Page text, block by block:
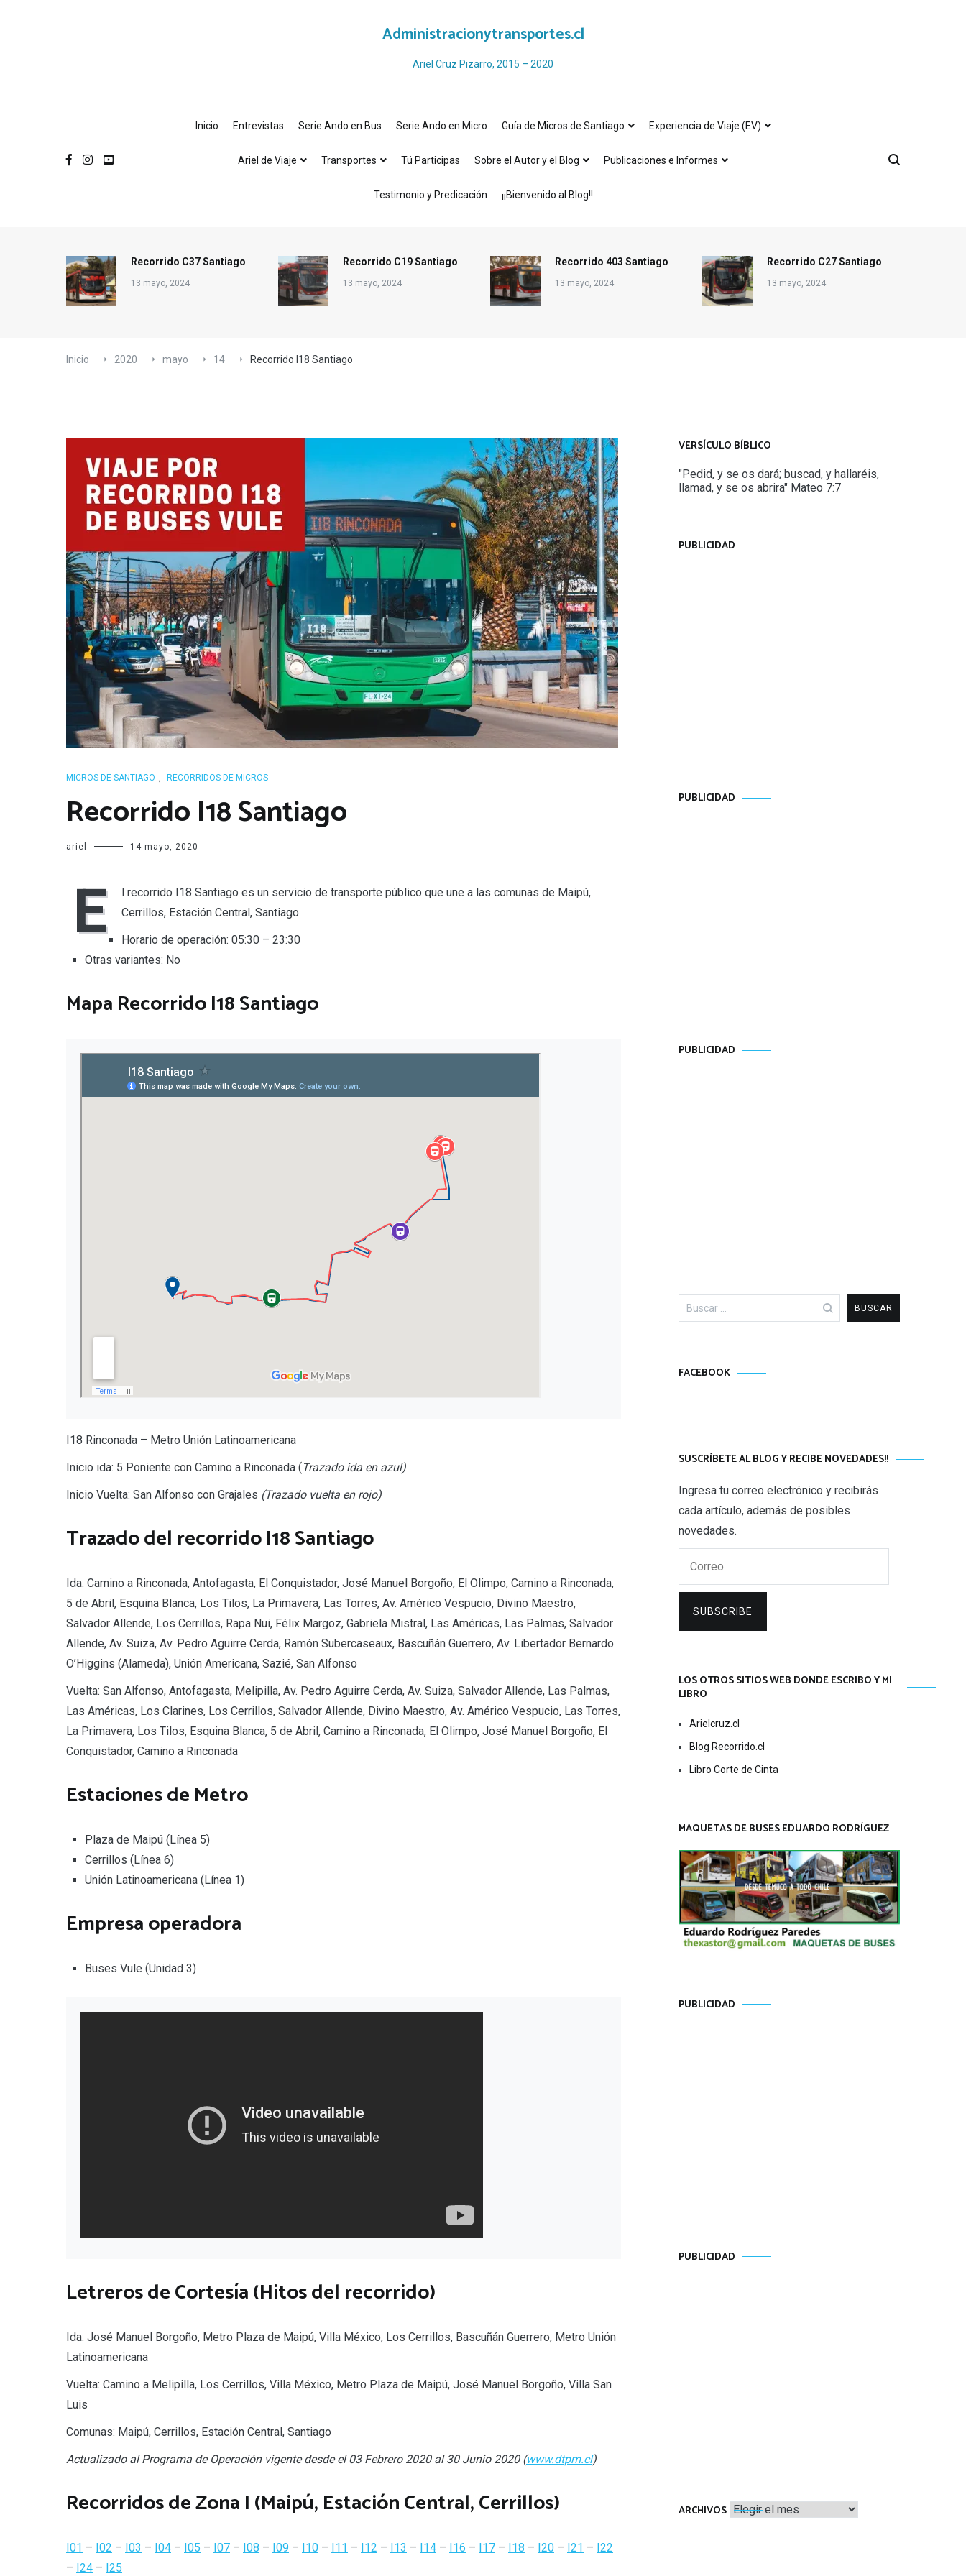
Administracionytransportes.cl
Ariel Cruz Pizarro, 2015 – 2020
Inicio Entrevistas Serie Ando en Bus Serie Ando en Micro Guía de Micros de Santiago Experiencia de Viaje (EV)
Ariel de Viaje Transportes Tú Participas Sobre el Autor y el Blog Publicaciones e Informes
Testimonio y Predicación ¡¡Bienvenido al Blog!!
Recorrido C37 Santiago
13 mayo, 2024
Recorrido C19 Santiago
13 mayo, 2024
Recorrido 403 Santiago
13 mayo, 2024
Recorrido C27 Santiago
13 mayo, 2024
Inicio 2020 mayo 14 Recorrido I18 Santiago
MICROS DE SANTIAGO , RECORRIDOS DE MICROS
Recorrido I18 Santiago
ariel 14 mayo, 2020
E
l recorrido I18 Santiago es un servicio de transporte público que une a las comunas de Maipú,
Cerrillos, Estación Central, Santiago
Horario de operación: 05:30 – 23:30
Otras variantes: No
Mapa Recorrido I18 Santiago
I18 Rinconada – Metro Unión Latinoamericana
Inicio ida: 5 Poniente con Camino a Rinconada (Trazado ida en azul)
Inicio Vuelta: San Alfonso con Grajales (Trazado vuelta en rojo)
Trazado del recorrido I18 Santiago
Ida: Camino a Rinconada, Antofagasta, El Conquistador, José Manuel Borgoño, El Olimpo, Camino a Rinconada,
5 de Abril, Esquina Blanca, Los Tilos, La Primavera, Las Torres, Av. Américo Vespucio, Divino Maestro,
Salvador Allende, Los Cerrillos, Rapa Nui, Félix Margoz, Gabriela Mistral, Las Américas, Las Palmas, Salvador
Allende, Av. Suiza, Av. Pedro Aguirre Cerda, Ramón Subercaseaux, Bascuñán Guerrero, Av. Libertador Bernardo
O’Higgins (Alameda), Unión Americana, Sazié, San Alfonso
Vuelta: San Alfonso, Antofagasta, Melipilla, Av. Pedro Aguirre Cerda, Av. Suiza, Salvador Allende, Las Palmas,
Las Américas, Los Clarines, Los Cerrillos, Salvador Allende, Divino Maestro, Av. Américo Vespucio, Las Torres,
La Primavera, Los Tilos, Esquina Blanca, 5 de Abril, Camino a Rinconada, El Olimpo, José Manuel Borgoño, El
Conquistador, Camino a Rinconada
Estaciones de Metro
Plaza de Maipú (Línea 5)
Cerrillos (Línea 6)
Unión Latinoamericana (Línea 1)
Empresa operadora
Buses Vule (Unidad 3)
Letreros de Cortesía (Hitos del recorrido)
Ida: José Manuel Borgoño, Metro Plaza de Maipú, Villa México, Los Cerrillos, Bascuñán Guerrero, Metro Unión
Latinoamericana
Vuelta: Camino a Melipilla, Los Cerrillos, Villa México, Metro Plaza de Maipú, José Manuel Borgoño, Villa San
Luis
Comunas: Maipú, Cerrillos, Estación Central, Santiago
Actualizado al Programa de Operación vigente desde el 03 Febrero 2020 al 30 Junio 2020 (www.dtpm.cl)
Recorridos de Zona I (Maipú, Estación Central, Cerrillos)
I01 – I02 – I03 – I04 – I05 – I07 – I08 – I09 – I10 – I11 – I12 – I13 – I14 – I16 – I17 – I18 – I20 – I21 – I22
– I24 – I25
VERSÍCULO BÍBLICO
"Pedid, y se os dará; buscad, y hallaréis,
llamad, y se os abrira" Mateo 7:7
PUBLICIDAD
PUBLICIDAD
PUBLICIDAD
Buscar:
FACEBOOK
SUSCRÍBETE AL BLOG Y RECIBE NOVEDADES!!
Ingresa tu correo electrónico y recibirás
cada artículo, además de posibles
novedades.
SUBSCRIBE
LOS OTROS SITIOS WEB DONDE ESCRIBO Y MI
LIBRO
Arielcruz.cl
Blog Recorrido.cl
Libro Corte de Cinta
MAQUETAS DE BUSES EDUARDO RODRÍGUEZ
PUBLICIDAD
PUBLICIDAD
ARCHIVOS Archivos